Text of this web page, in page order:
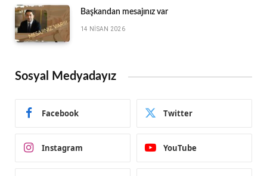
Başkandan mesajınız var
14 NISAN 2026
Sosyal Medyadayız
Facebook Twitter
Instagram YouTube